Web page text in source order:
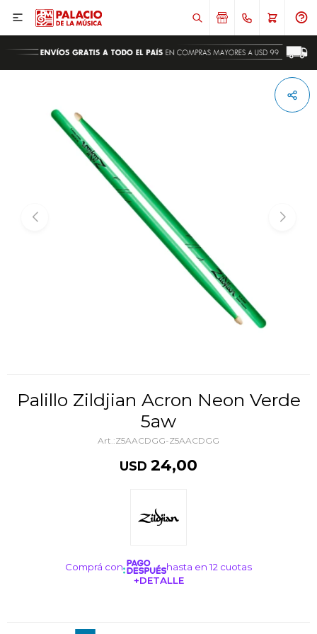

Palillo Zildjian Acron Neon Verde
5aw
Z5AACDGG-Z5AACDGG
USD 24,00
Comprá con
hasta en 12 cuotas
+DETALLE
ENVIAR